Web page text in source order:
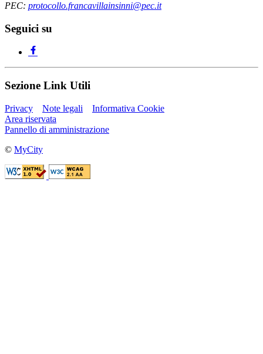
PEC: protocollo.francavillainsinni@pec.it
Seguici su
Sezione Link Utili
Privacy Note legali
Informativa Cookie
Area riservata
Pannello di amministrazione
© MyCity